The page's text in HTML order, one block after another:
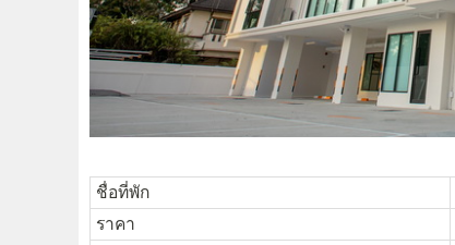
ชื่อที่พัก
ราคา